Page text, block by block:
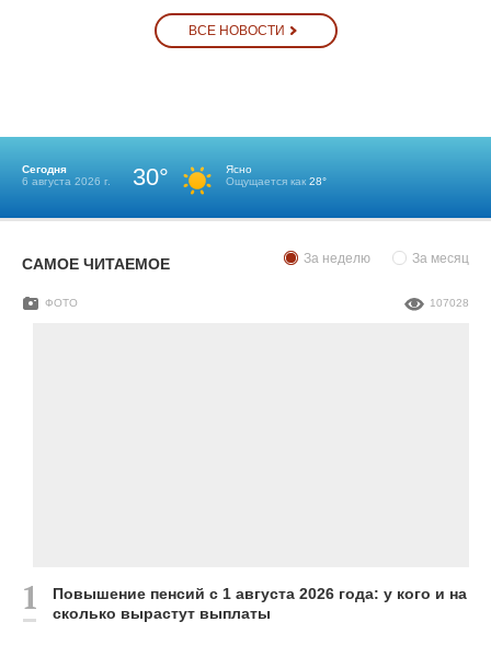
ВСЕ НОВОСТИ
Сегодня
6 августа 2026 г.
30°
Ясно
Ощущается как 28°
САМОЕ ЧИТАЕМОЕ За неделю За месяц
Повышение пенсий с 1 августа 2026 года: у кого и на
сколько вырастут выплаты
ФОТО 107028